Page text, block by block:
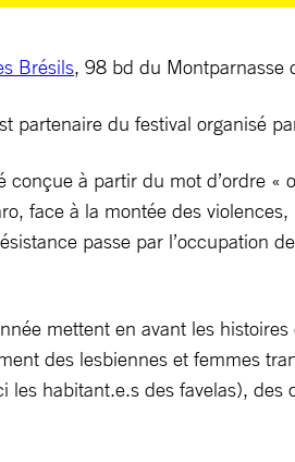
Brésils, 98 bd du Montparnasse
partenaire du festival organisé
conçue à partir du mot d’ordre
face à la montée des
passe par l’occupation
mettent en avant les
des lesbiennes et femmes
les habitant.e.s des favelas),